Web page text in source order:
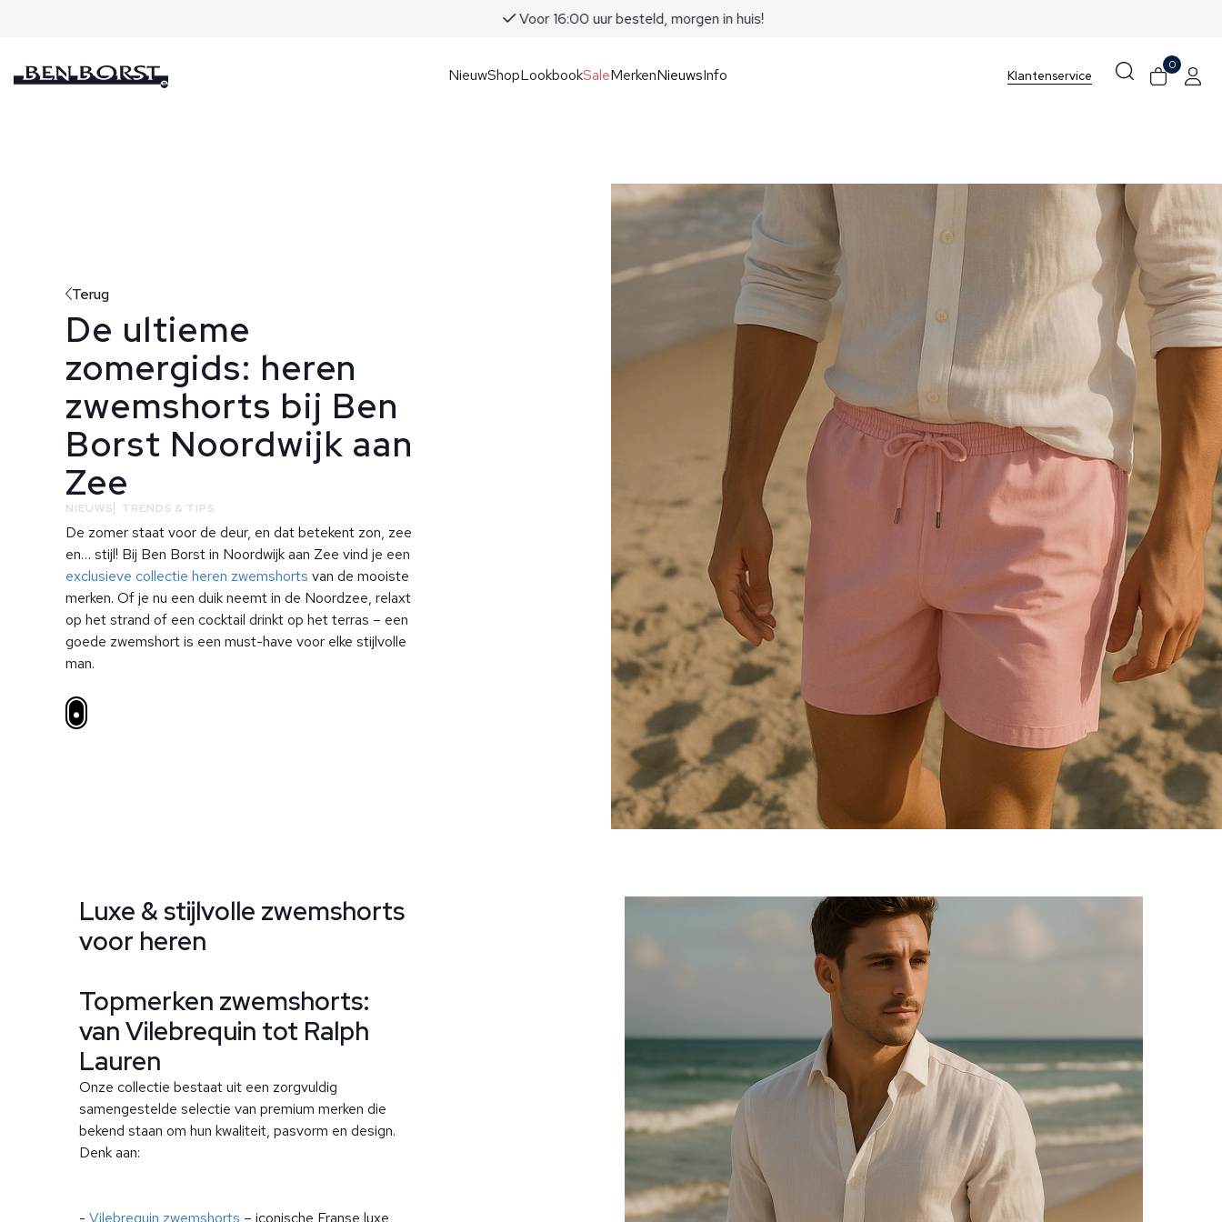
Voor 16:00 uur besteld, morgen in huis!
NieuwShopLookbookSaleMerkenNieuwsInfo Klantenservice
0
Terug
De ultieme
zomergids: heren
zwemshorts bij Ben
Borst Noordwijk aan
Zee
NIEUWS TRENDS & TIPS
De zomer staat voor de deur, en dat betekent zon, zee
en… stijl! Bij Ben Borst in Noordwijk aan Zee vind je een
exclusieve collectie heren zwemshorts van de mooiste
merken. Of je nu een duik neemt in de Noordzee, relaxt
op het strand of een cocktail drinkt op het terras – een
goede zwemshort is een must-have voor elke stijlvolle
man.
Luxe & stijlvolle zwemshorts
voor heren
Topmerken zwemshorts:
van Vilebrequin tot Ralph
Lauren
Onze collectie bestaat uit een zorgvuldig
samengestelde selectie van premium merken die
bekend staan om hun kwaliteit, pasvorm en design.
Denk aan:
- Vilebrequin zwemshorts – iconische Franse luxe